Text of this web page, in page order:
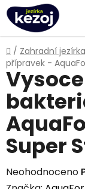
Přejít
na
obsah
Domů
/ Zahradní jezírka
přípravek -
Super
Průměrné
Neohodnoceno